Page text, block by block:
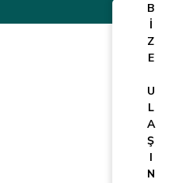
B
İ
Z
E
U
L
A
Ş
I
N